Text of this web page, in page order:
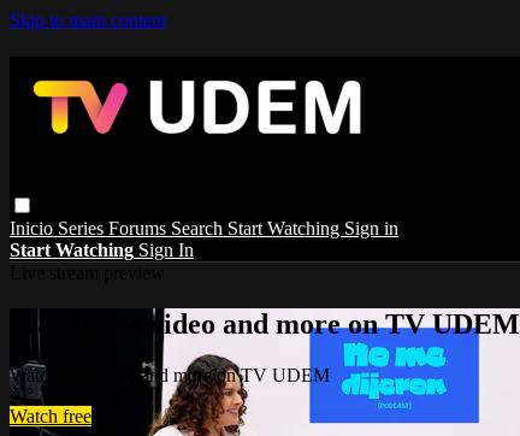
Skip to main content
Inicio Series Forums Search Start Watching Sign in
Start Watching Sign In
Watch this video and more on TV UDEM
Watch this video and more on TV UDEM
Watch free